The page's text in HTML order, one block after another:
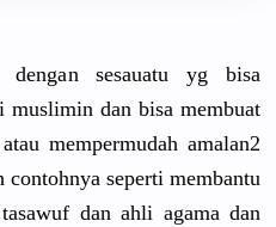
sesauatu yg bisa
muslimin dan bisa membuat
mempermudah amalan2
contohnya seperti membantu
dan ahli agama dan